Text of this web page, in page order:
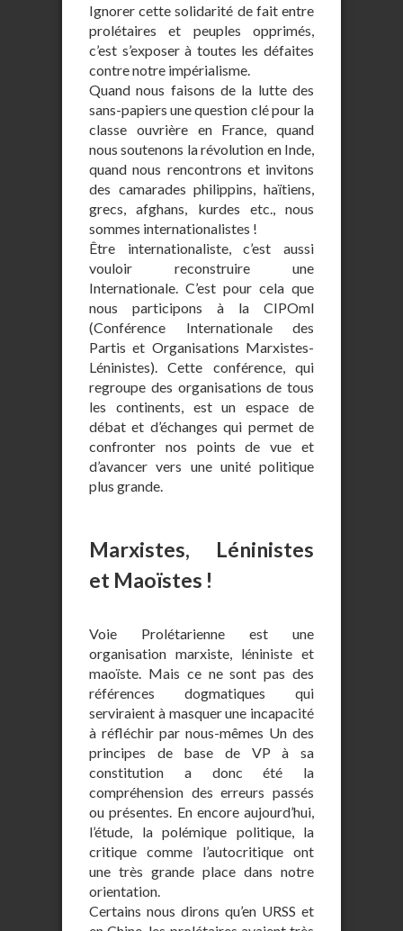
Ignorer cette solidarité de fait entre
prolétaires et peuples opprimés,
c’est s’exposer à toutes les défaites
contre notre impérialisme.
Quand nous faisons de la lutte des
sans-papiers une question clé pour la
classe ouvrière en France, quand
nous soutenons la révolution en Inde,
quand nous rencontrons et invitons
des camarades philippins, haïtiens,
grecs, afghans, kurdes etc., nous
sommes internationalistes !
Être internationaliste, c’est aussi
vouloir reconstruire une
Internationale. C’est pour cela que
nous participons à la CIPOml
(Conférence Internationale des
Partis et Organisations Marxistes-
Léninistes). Cette conférence, qui
regroupe des organisations de tous
les continents, est un espace de
débat et d’échanges qui permet de
confronter nos points de vue et
d’avancer vers une unité politique
plus grande.
Marxistes, Léninistes
et Maoïstes !
Voie Prolétarienne est une
organisation marxiste, léniniste et
maoïste. Mais ce ne sont pas des
références dogmatiques qui
serviraient à masquer une incapacité
à réfléchir par nous-mêmes Un des
principes de base de VP à sa
constitution a donc été la
compréhension des erreurs passés
ou présentes. En encore aujourd’hui,
l’étude, la polémique politique, la
critique comme l’autocritique ont
une très grande place dans notre
orientation.
Certains nous dirons qu’en URSS et